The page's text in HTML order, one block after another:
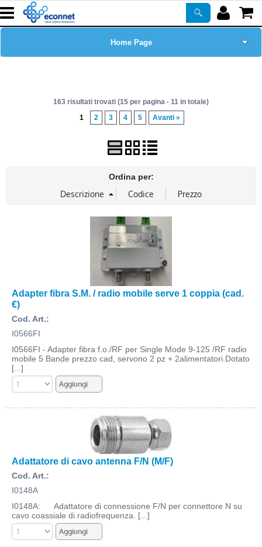
Home Page
Prodotti
Certificazioni
Newsletter
PROMO ATTIVE
163 risultati trovati (15 per pagina - 11 in totale)
1
2 3 4 5 Avanti »
Ordina per:
Adapter fibra S.M. / radio mobile serve 1 coppia (cad.
€)
Cod. Art.:
I0566FI
I0566FI - Adapter fibra f.o./RF per Single Mode 9-125 /RF radio
mobile 5 Bande prezzo cad, servono 2 pz + 2alimentatori.Dotato
[...]
Adattatore di cavo antenna F/N (M/F)
Cod. Art.:
I0148A
I0148A: Adattatore di connessione F/N per connettore N su
cavo coassiale di radiofrequenza. [...]